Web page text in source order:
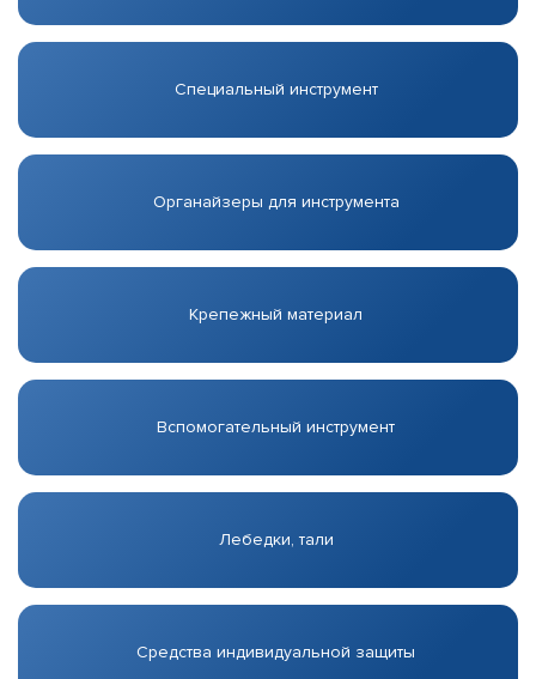
Специальный инструмент
Органайзеры для инструмента
Крепежный материал
Вспомогательный инструмент
Лебедки, тали
Средства индивидуальной защиты